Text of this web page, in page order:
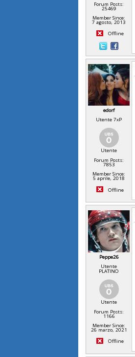
Forum Posts:
25469
Member Since:
7 agosto, 2013
Offline
edorf
Utente 7xP
Utente
Forum Posts:
7853
Member Since:
5 aprile, 2018
Offline
Peppe26
Utente
PLATINO
Utente
Forum Posts:
1166
Member Since:
26 marzo, 2021
Offline